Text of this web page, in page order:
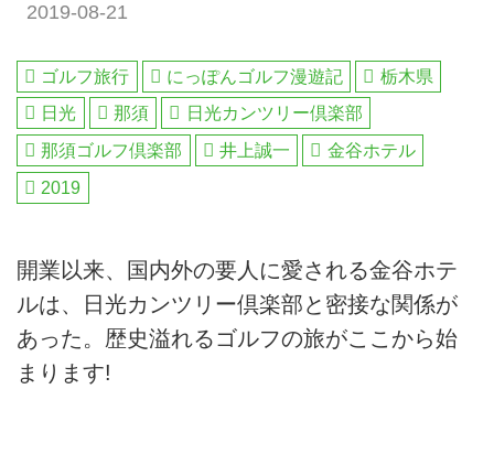
2019-08-21
ゴルフ旅行 にっぽんゴルフ漫遊記
栃木県
日光
那須
日光カンツリー倶楽部
那須ゴルフ倶楽部
井上誠一
金谷ホテル
2019
開業以来、国内外の要人に愛される金谷ホテ
ルは、日光カンツリー倶楽部と密接な関係が
あった。歴史溢れるゴルフの旅がここから始
まります!